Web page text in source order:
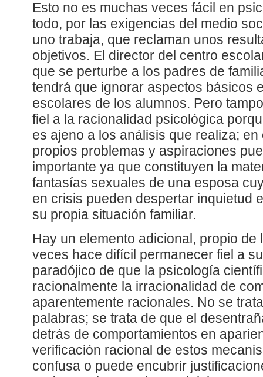
Esto no es muchas veces fácil en
todo, por las exigencias del medio
uno trabaja, que reclaman unos
objetivos. El director del centro
que se perturbe a los padres de
tendrá que ignorar aspectos básicos
escolares de los alumnos. Pero
fiel a la racionalidad psicológica
es ajeno a los análisis que realiza;
propios problemas y aspiraciones
importante ya que constituyen la
fantasías sexuales de una esposa
en crisis pueden despertar inquietud
su propia situación familiar.
Hay un elemento adicional, propio de
veces hace difícil permanecer fiel a
paradójico de que la psicología
racionalmente la irracionalidad de
aparentemente racionales. No se
palabras; se trata de que el
detrás de comportamientos en
verificación racional de estos
confusa o puede encubrir